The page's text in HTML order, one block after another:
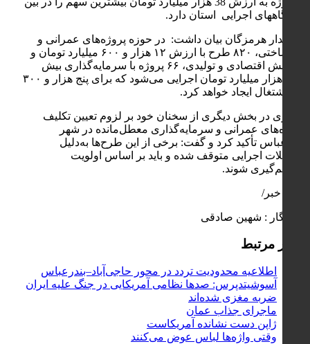
دستگاههای اجرایی استان دارد.
استاندار هرمزگان بیان داشت: در حوزه پروژه‌های عمرانی و
زیرساختی، ۸۲۰ طرح با ارزش ۱۲ هزار و ۶۰۰ میلیارد تومان و
در بخش اقتصادی و تولیدی، ۶۶ پروژه با سرمایه‌گذاری بیش
از56 هزار میلیارد تومان اجرایی می‌شود که برای پنج هزار و ۳۰۰
نفر اشتغال ایجاد خواهد کرد.
آشوری در بخش دیگری از سخنان خود بر لزوم تعیین تکلیف
پروژه‌های عمرانی و سرمایه‌گذاری معطل‌مانده در شهر
بندرعباس تأکید کرد و گفت: برخی از این طرح‌ها به‌دلیل
مشکلات اجرایی متوقف شده و باید بر اساس اولویت
تصمیم‌گیری شوند.
پایان خبر/
خبرنگار : شهین صادقی
اخبار مرتبط
اطلاعیه محدودیت تردد در محور حاجی‌آباد–بندرعباس
آسوشیتدپرس: صدها نظامی آمریکایی در جنگ علیه ایران
ضربه مغزی شده‌اند
ماجرای جذاب عمان
ژاپن دست نشانده آمریکاست
وقتی واژه‌ها لباس عوض می‌کنند